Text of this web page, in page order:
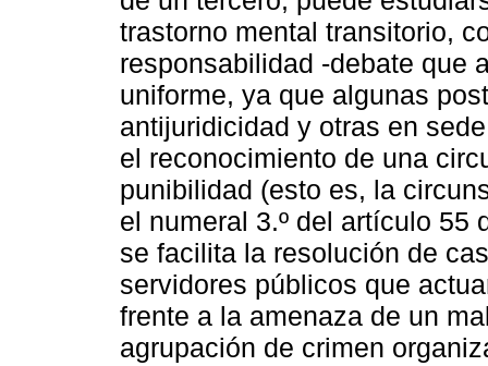
trastorno mental transitorio,
responsabilidad -debate que
uniforme, ya que algunas
antijuridicidad y otras en
el reconocimiento de una
punibilidad (esto es, la
el numeral 3.º del artículo 55
se facilita la resolución de
servidores públicos que
frente a la amenaza de un
agrupación de crimen